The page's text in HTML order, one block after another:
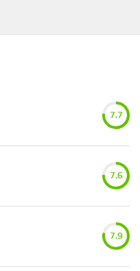
7.7
7.6
7.9